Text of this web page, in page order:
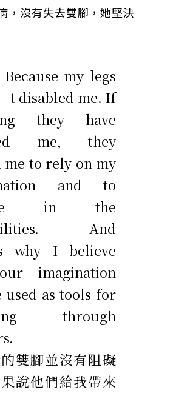
，沒有失去雙腳，她堅決
my legs
disabled me. If
they have
me, they
me to rely on my
and to
in the
And
why I believe
imagination
used as tools for
through
雙腳並沒有阻礙
說他們給我帶來